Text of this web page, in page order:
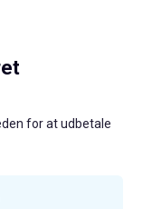
for at udbetale